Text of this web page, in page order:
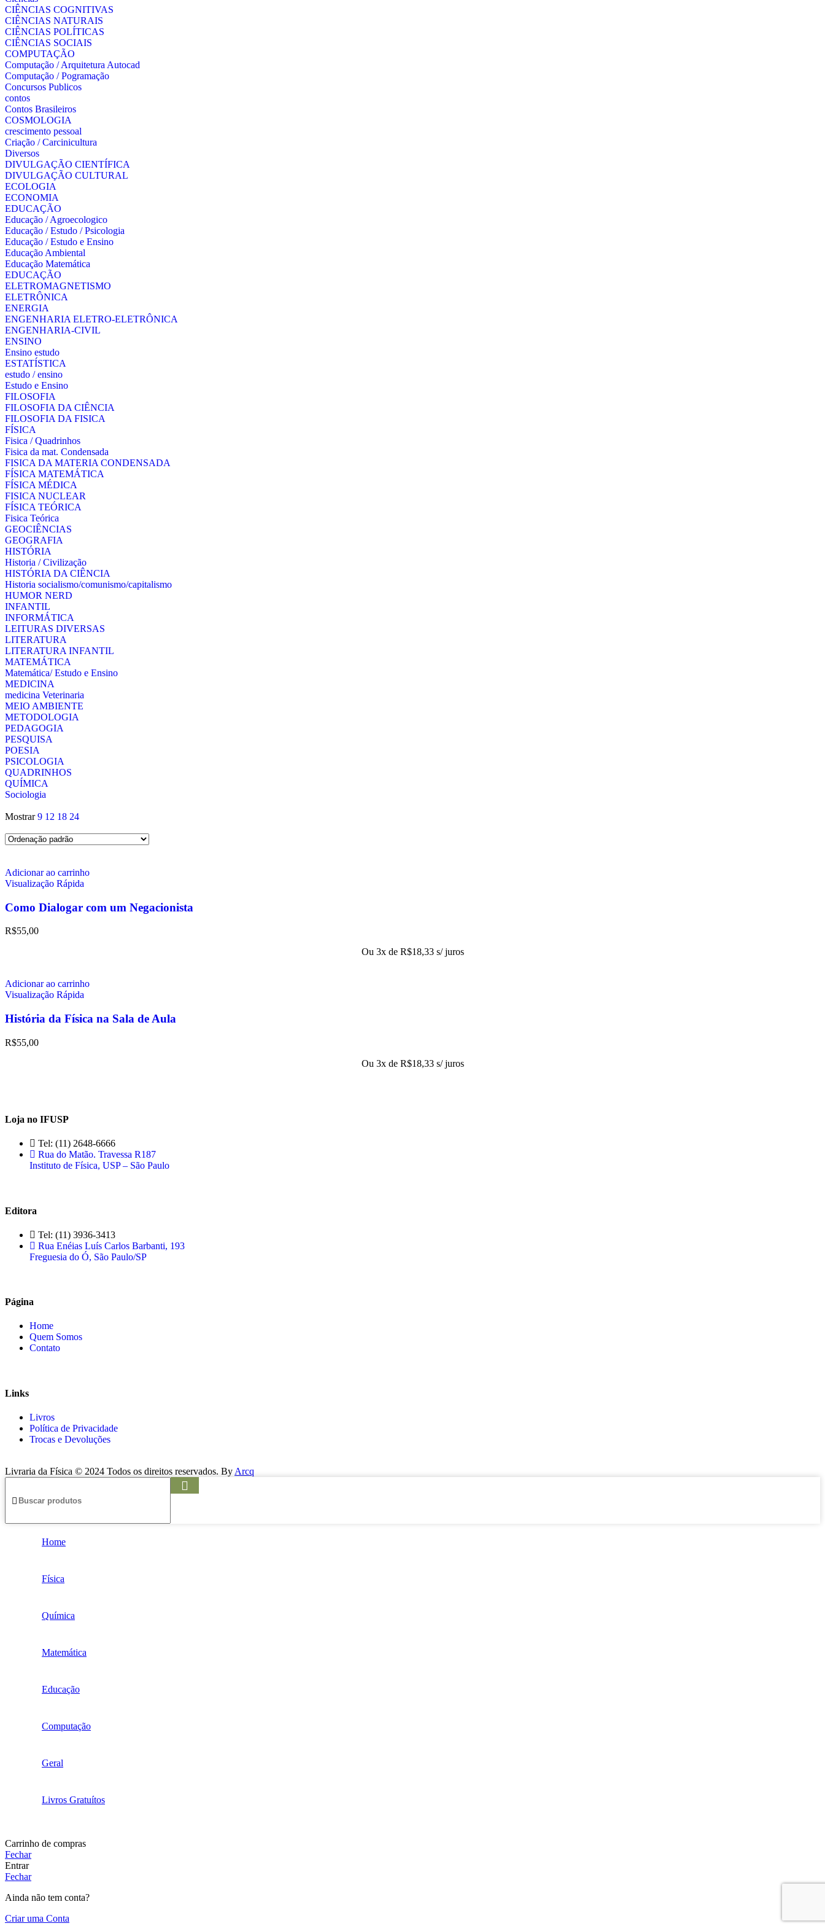
CIÊNCIAS COGNITIVAS
CIÊNCIAS NATURAIS
CIÊNCIAS POLÍTICAS
CIÊNCIAS SOCIAIS
COMPUTAÇÃO
Computação / Arquitetura Autocad
Computação / Pogramação
Concursos Publicos
contos
Contos Brasileiros
COSMOLOGIA
crescimento pessoal
Criação / Carcinicultura
Diversos
DIVULGAÇÃO CIENTÍFICA
DIVULGAÇÃO CULTURAL
ECOLOGIA
ECONOMIA
EDUCAÇÃO
Educação / Agroecologico
Educação / Estudo / Psicologia
Educação / Estudo e Ensino
Educação Ambiental
Educação Matemática
EDUCAÇÃO
ELETROMAGNETISMO
ELETRÔNICA
ENERGIA
ENGENHARIA ELETRO-ELETRÔNICA
ENGENHARIA-CIVIL
ENSINO
Ensino estudo
ESTATÍSTICA
estudo / ensino
Estudo e Ensino
FILOSOFIA
FILOSOFIA DA CIÊNCIA
FILOSOFIA DA FISICA
FÍSICA
Fisica / Quadrinhos
Fisica da mat. Condensada
FISICA DA MATERIA CONDENSADA
FÍSICA MATEMÁTICA
FÍSICA MÉDICA
FISICA NUCLEAR
FÍSICA TEÓRICA
Fisica Teórica
GEOCIÊNCIAS
GEOGRAFIA
HISTÓRIA
Historia / Civilização
HISTÓRIA DA CIÊNCIA
Historia socialismo/comunismo/capitalismo
HUMOR NERD
INFANTIL
INFORMÁTICA
LEITURAS DIVERSAS
LITERATURA
LITERATURA INFANTIL
MATEMÁTICA
Matemática/ Estudo e Ensino
MEDICINA
medicina Veterinaria
MEIO AMBIENTE
METODOLOGIA
PEDAGOGIA
PESQUISA
POESIA
PSICOLOGIA
QUADRINHOS
QUÍMICA
Sociologia
Mostrar9 12 18 24
Adicionar ao carrinho
Visualização Rápida
Como Dialogar com um Negacionista
R$55,00
Ou 3x de R$18,33 s/ juros
Adicionar ao carrinho
Visualização Rápida
História da Física na Sala de Aula
R$55,00
Ou 3x de R$18,33 s/ juros
Loja no IFUSP
Tel: (11) 2648-6666
Rua do Matão. Travessa R187
Instituto de Física, USP – São Paulo
Editora
Tel: (11) 3936-3413
Rua Enéias Luís Carlos Barbanti, 193
Freguesia do Ó, São Paulo/SP
Página
Home
Quem Somos
Contato
Links
Livros
Política de Privacidade
Trocas e Devoluções
Livraria da Física © 2024 Todos os direitos reservados. By Arcq
Home
Física
Química
Matemática
Educação
Computação
Geral
Livros Gratuítos
Carrinho de compras
Fechar
Entrar
Fechar
Ainda não tem conta?
Criar uma Conta